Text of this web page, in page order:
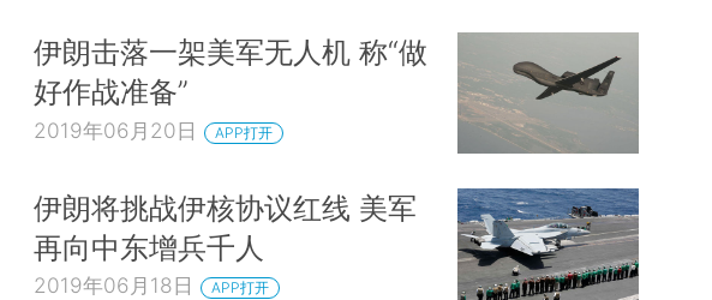
伊朗击落一架美军无人机 称“做
好作战准备”
2019年06月20日 APP打开
伊朗将挑战伊核协议红线 美军
再向中东增兵千人
2019年06月18日 APP打开